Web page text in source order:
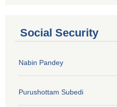
Social Security
Nabin Pandey
Purushottam Subedi